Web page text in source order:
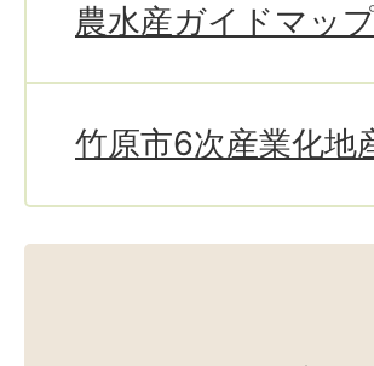
農水産ガイドマッ
竹原市6次産業化地